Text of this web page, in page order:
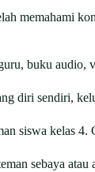
memahami
buku audio,
diri sendiri,
siswa kelas
sebaya